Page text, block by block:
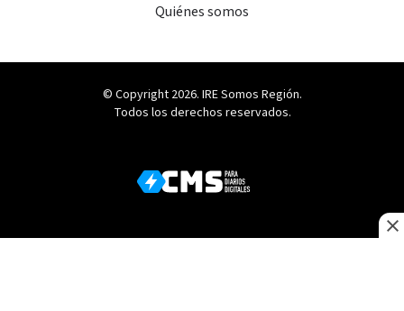
Quiénes somos
© Copyright 2026. IRE Somos Región.
Todos los derechos reservados.